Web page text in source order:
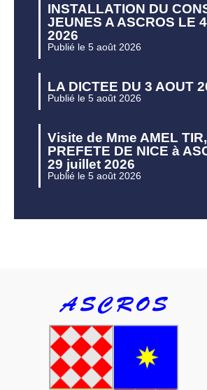
INSTALLATION DU
JEUNES A ASCROS LE
2026
Publié le 5 août 2026
LA DICTEE DU 3 AOUT
Publié le 5 août 2026
Visite de Mme AMEL
PREFETE DE NICE à
29 juillet 2026
Publié le 5 août 2026